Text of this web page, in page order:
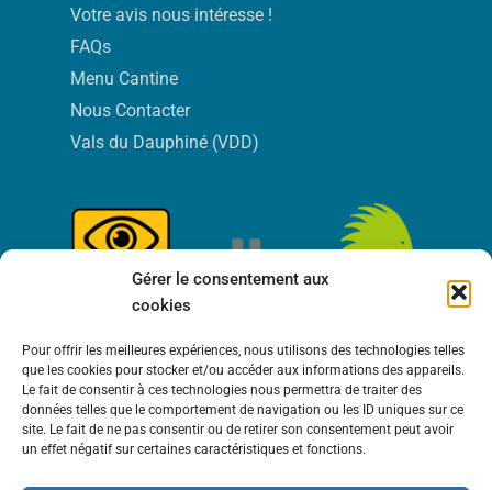
Gérer le consentement aux
cookies
Pour offrir les meilleures expériences, nous utilisons des technologies telles
que les cookies pour stocker et/ou accéder aux informations des appareils.
Le fait de consentir à ces technologies nous permettra de traiter des
données telles que le comportement de navigation ou les ID uniques sur ce
site. Le fait de ne pas consentir ou de retirer son consentement peut avoir
un effet négatif sur certaines caractéristiques et fonctions.
Votre avis nous intéresse !
FAQs
Menu Cantine
Nous Contacter
Vals du Dauphiné (VDD)